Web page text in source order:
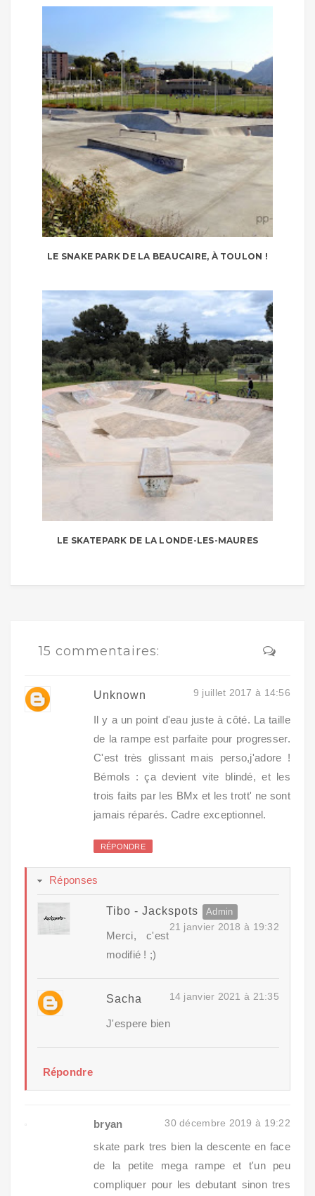
LE SNAKE PARK DE LA BEAUCAIRE, À TOULON !
LE SKATEPARK DE LA LONDE-LES-MAURES
15 commentaires:
Unknown 9 juillet 2017 à 14:56
Il y a un point d'eau juste à côté. La taille
de la rampe est parfaite pour progresser.
C'est très glissant mais perso,j'adore !
Bémols : ça devient vite blindé, et les
trois faits par les BMx et les trott' ne sont
jamais réparés. Cadre exceptionnel.
RÉPONDRE
Réponses
Tibo - Jackspots
21 janvier 2018 à 19:32
Merci, c'est
modifié ! ;)
Sacha 14 janvier 2021 à 21:35
J'espere bien
Répondre
bryan 30 décembre 2019 à 19:22
skate park tres bien la descente en face
de la petite mega rampe et t'un peu
compliquer pour les debutant sinon tres